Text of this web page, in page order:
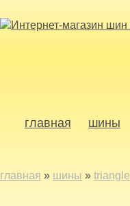
главная шины
главная » шины » triangle